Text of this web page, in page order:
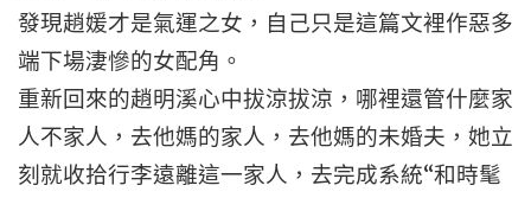
發現趙媛才是氣運之女，自己只是這篇文裡作惡多
端下場淒慘的女配角。
重新回來的趙明溪心中拔涼拔涼，哪裡還管什麼家
人不家人，去他媽的家人，去他媽的未婚夫，她立
刻就收拾行李遠離這一家人，去完成系統“和時髦